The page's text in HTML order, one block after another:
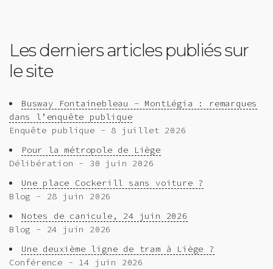
Les derniers articles publiés sur
le site
Busway Fontainebleau - MontLégia : remarques
dans l’enquête publique
Enquête publique - 8 juillet 2026
Pour la métropole de Liège
Délibération - 30 juin 2026
Une place Cockerill sans voiture ?
Blog - 28 juin 2026
Notes de canicule, 24 juin 2026
Blog - 24 juin 2026
Une deuxième ligne de tram à Liège ?
Conférence - 14 juin 2026